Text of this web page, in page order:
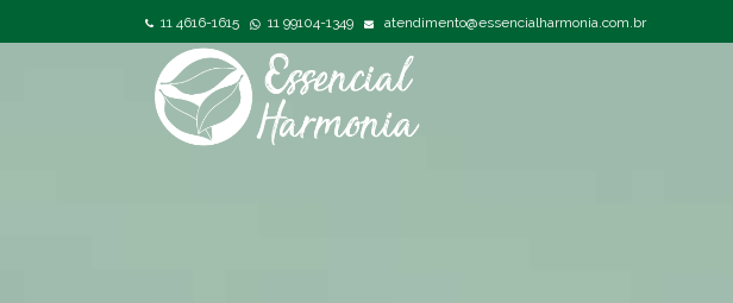
11 4616-1615 11 99104-1349 atendimento@essencialharmonia.com.br